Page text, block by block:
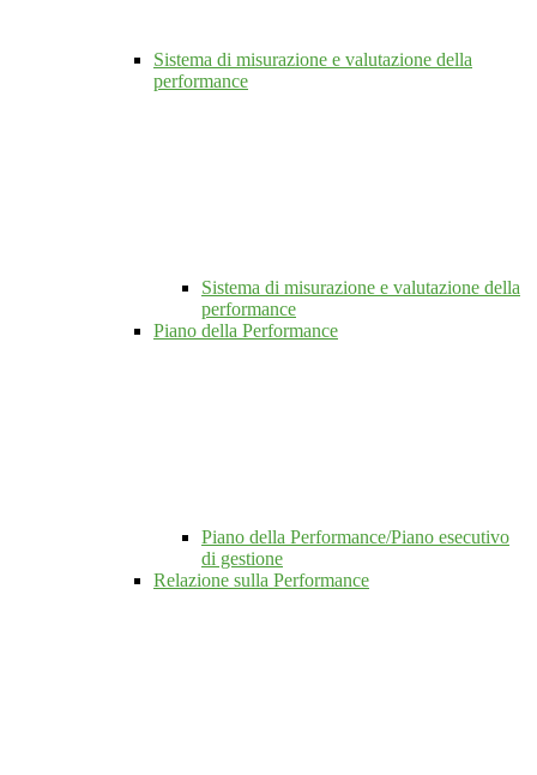
Sistema di misurazione e valutazione della
performance
Sistema di misurazione e valutazione della
performance
Piano della Performance
Piano della Performance/Piano esecutivo
di gestione
Relazione sulla Performance